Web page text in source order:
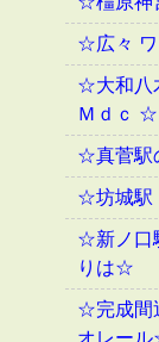
☆広々
☆大和八
Ｍｄｃ ☆
☆真菅駅
☆坊城駅
☆新ノ口
りは☆
☆完成間
オレー